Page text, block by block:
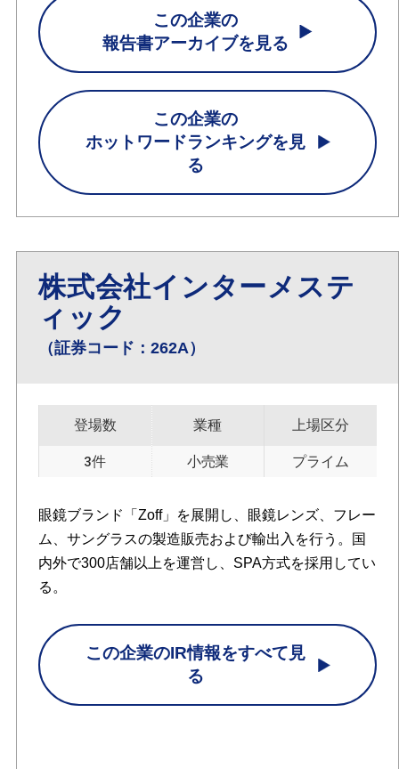
この企業の
報告書アーカイブを見る
この企業の
ホットワードランキングを見
る
株式会社インターメステ
ィック
（証券コード：262A）
登場数
3件
業種
小売業
上場区分
プライム
眼鏡ブランド「Zoff」を展開し、眼鏡レンズ、フレー
ム、サングラスの製造販売および輸出入を行う。国
内外で300店舗以上を運営し、SPA方式を採用してい
る。
この企業のIR情報をすべて見
る